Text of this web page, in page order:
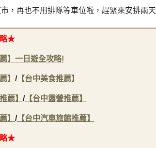
，再也不用排隊等車位啦，趕緊來安排兩
★
】一日遊全攻略!
】 /【台中美食推薦】
薦】 /【台中露營推薦】
】 /【台中汽車旅館推薦】
★